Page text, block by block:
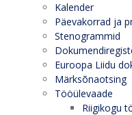
Kalender
Päevakorrad ja
Stenogrammid
Euroopa Liidu
Märksõnaotsing
Tööülevaade
Riigikogu